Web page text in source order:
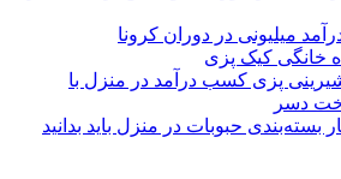
میلیونی در دوران کرونا
خانگی کیک پزی
پزی کسب درآمد در منزل با
دسر
بسته‌بندی حبوبات در منزل باید بدانید